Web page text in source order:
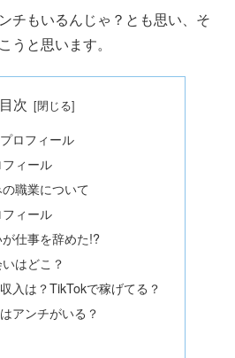
チもいるんじゃ？とも思い、そ
うと思います。
目次
ロフィール
ィール
職業について
ィール
仕事を辞めた!?
はどこ？
入は？TikTokで稼げてる？
アンチがいる？